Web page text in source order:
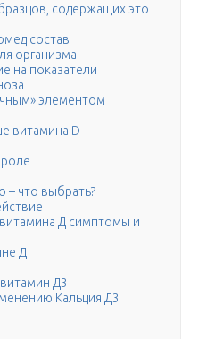
содержащих это
состав
организма
на показатели
элементом
витамина D
– что выбрать?
Д симптомы и
Д
Д3
Кальция Д3